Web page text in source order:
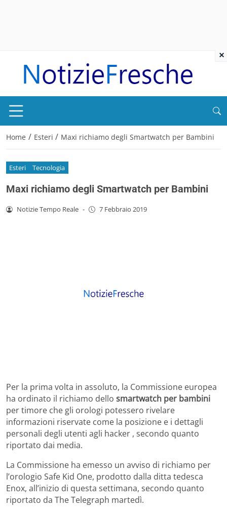
Home / Esteri / Maxi richiamo degli Smartwatch per Bambini
Esteri Tecnologia
Maxi richiamo degli Smartwatch per Bambini
Notizie Tempo Reale - 7 Febbraio 2019
Per la prima volta in assoluto, la Commissione europea
ha ordinato il richiamo dello smartwatch per bambini
per timore che gli orologi potessero rivelare
informazioni riservate come la posizione e i dettagli
personali degli utenti agli hacker , secondo quanto
riportato dai media.
La Commissione ha emesso un avviso di richiamo per
l’orologio Safe Kid One, prodotto dalla ditta tedesca
Enox, all’inizio di questa settimana, secondo quanto
riportato da The Telegraph martedì.
×